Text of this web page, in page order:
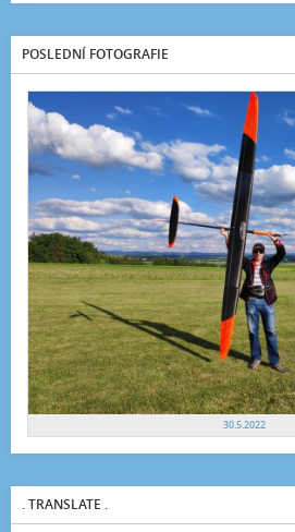
POSLEDNÍ FOTOGRAFIE
30.5.2022
. TRANSLATE .